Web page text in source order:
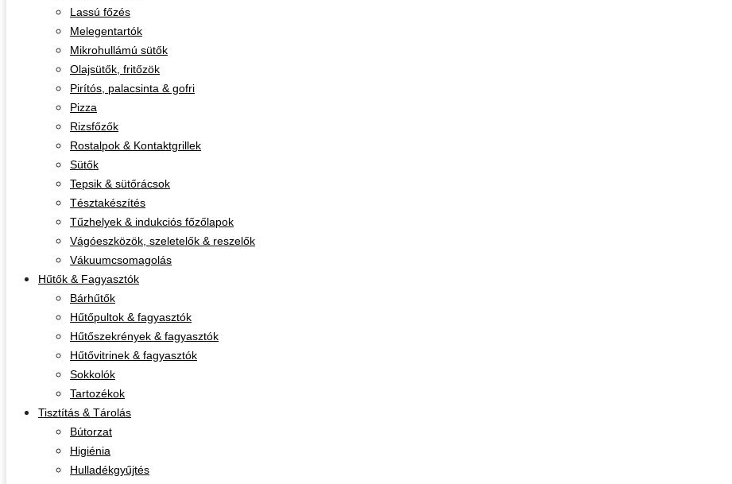
Lassú főzés
Melegentartók
Mikrohullámú sütők
Olajsütők, fritőzök
Pirítós, palacsinta & gofri
Pizza
Rizsfőzők
Rostalpok & Kontaktgrillek
Sütők
Tepsik & sütőrácsok
Tésztakészítés
Tűzhelyek & indukciós főzőlapok
Vágóeszközök, szeletelők & reszelők
Vákuumcsomagolás
Hűtők & Fagyasztók
Bárhűtők
Hűtőpultok & fagyasztók
Hűtőszekrények & fagyasztók
Hűtővitrinek & fagyasztók
Sokkolók
Tartozékok
Tisztítás & Tárolás
Bútorzat
Higiénia
Hulladékgyűjtés